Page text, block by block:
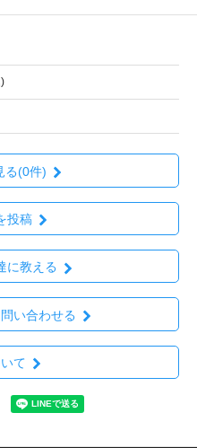
る(0件)
投稿
に教える
い合わせる
て